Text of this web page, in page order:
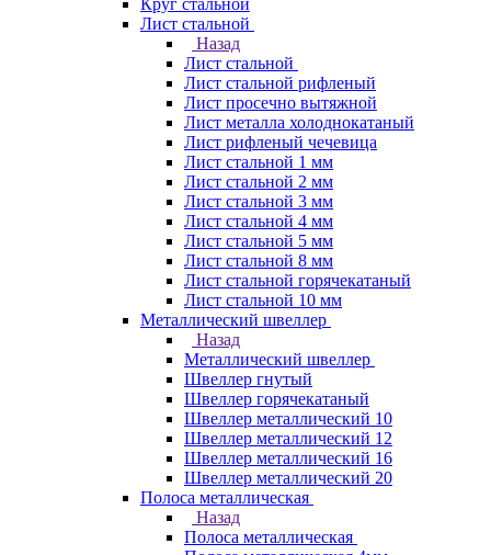
Круг стальной
Лист стальной
Назад
Лист стальной
Лист стальной рифленый
Лист просечно вытяжной
Лист металла холоднокатаный
Лист рифленый чечевица
Лист стальной 1 мм
Лист стальной 2 мм
Лист стальной 3 мм
Лист стальной 4 мм
Лист стальной 5 мм
Лист стальной 8 мм
Лист стальной горячекатаный
Лист стальной 10 мм
Металлический швеллер
Назад
Металлический швеллер
Швеллер гнутый
Швеллер горячекатаный
Швеллер металлический 10
Швеллер металлический 12
Швеллер металлический 16
Швеллер металлический 20
Полоса металлическая
Назад
Полоса металлическая